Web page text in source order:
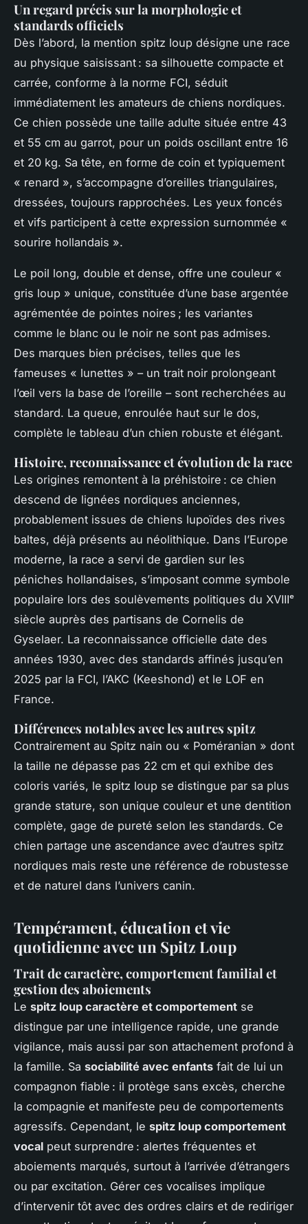
Un regard précis sur la morphologie et
standards officiels
Dès l’abord, la mention spitz loup désigne une race
au physique saisissant : sa silhouette compacte et
carrée, conforme à la norme FCI, séduit
immédiatement les amateurs de chiens nordiques.
Ce chien possède une taille adulte située entre 43
et 55 cm au garrot, pour un poids oscillant entre 16
et 20 kg. Sa tête, en forme de coin et typiquement
« renard », s’accompagne d’oreilles triangulaires,
dressées, toujours rapprochées. Les yeux foncés
et vifs participent à cette expression surnommée «
sourire hollandais ».
Le poil long, double et dense, offre une couleur «
gris loup » unique, constituée d’une base argentée
agrémentée de pointes noires ; les variantes
comme le blanc ou le noir ne sont pas admises.
Des marques bien précises, telles que les
fameuses « lunettes » – un trait noir prolongeant
l’œil vers la base de l’oreille – sont recherchées au
standard. La queue, enroulée haut sur le dos,
complète le tableau d’un chien robuste et élégant.
Histoire, reconnaissance et évolution de la race
Les origines remontent à la préhistoire : ce chien
descend de lignées nordiques anciennes,
probablement issues de chiens lupoïdes des rives
baltes, déjà présents au néolithique. Dans l’Europe
moderne, la race a servi de gardien sur les
péniches hollandaises, s’imposant comme symbole
populaire lors des soulèvements politiques du XVIIIᵉ
siècle auprès des partisans de Cornelis de
Gyselaer. La reconnaissance officielle date des
années 1930, avec des standards affinés jusqu’en
2025 par la FCI, l’AKC (Keeshond) et le LOF en
France.
Différences notables avec les autres spitz
Contrairement au Spitz nain ou « Poméranian » dont
la taille ne dépasse pas 22 cm et qui exhibe des
coloris variés, le spitz loup se distingue par sa plus
grande stature, son unique couleur et une dentition
complète, gage de pureté selon les standards. Ce
chien partage une ascendance avec d’autres spitz
nordiques mais reste une référence de robustesse
et de naturel dans l’univers canin.
Tempérament, éducation et vie
quotidienne avec un Spitz Loup
Trait de caractère, comportement familial et
gestion des aboiements
Le spitz loup caractère et comportement se
distingue par une intelligence rapide, une grande
vigilance, mais aussi par son attachement profond à
la famille. Sa sociabilité avec enfants fait de lui un
compagnon fiable : il protège sans excès, cherche
la compagnie et manifeste peu de comportements
agressifs. Cependant, le spitz loup comportement
vocal peut surprendre : alertes fréquentes et
aboiements marqués, surtout à l’arrivée d’étrangers
ou par excitation. Gérer ces vocalises implique
d’intervenir tôt avec des ordres clairs et de rediriger